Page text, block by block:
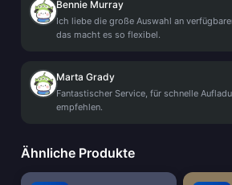
Bennie Murray
Ich liebe die große Auswahl an
das macht es so flexibel.
Marta Grady
Fantastischer Service, für schnelle
empfehlen.
Ähnliche Produkte